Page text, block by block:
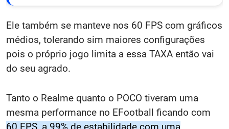
Ele também se manteve nos 60 FPS com gráficos
médios, tolerando sim maiores configurações
pois o próprio jogo limita a essa TAXA então vai
do seu agrado.
Tanto o Realme quanto o POCO tiveram uma
mesma performance no EFootball ficando com